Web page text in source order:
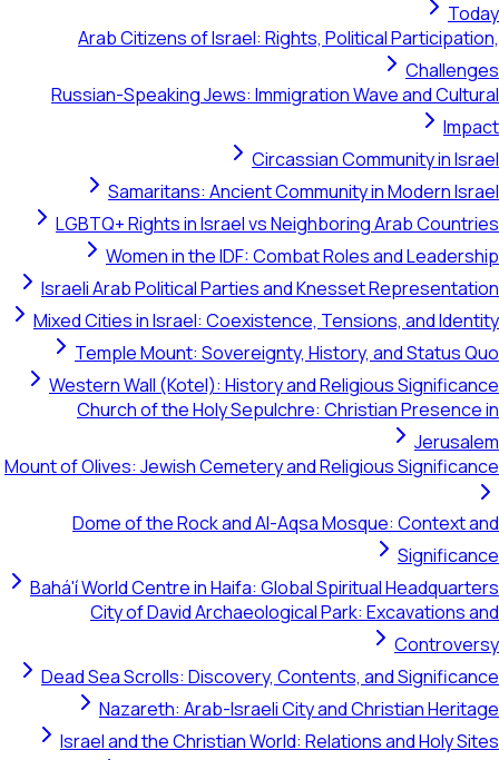
Arab Citizens of Israel: Rights, Political
Russian-Speaking Jews: Immigration Wave and
Circassian Community in
Samaritans: Ancient Community in Modern
LGBTQ+ Rights in Israel vs Neighboring Arab
Women in the IDF: Combat Roles and
Israeli Arab Political Parties and Knesset
Mixed Cities in Israel: Coexistence, Tensions, and
Temple Mount: Sovereignty, History, and Status
Western Wall (Kotel): History and Religious
Church of the Holy Sepulchre: Christian Presence
Mount of Olives: Jewish Cemetery and Religious
Dome of the Rock and Al-Aqsa Mosque: Context
Bahá'í World Centre in Haifa: Global Spiritual
City of David Archaeological Park: Excavations
Dead Sea Scrolls: Discovery, Contents, and
Nazareth: Arab-Israeli City and Christian
Israel and the Christian World: Relations and Holy